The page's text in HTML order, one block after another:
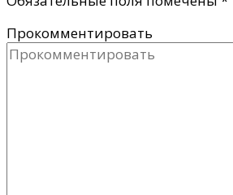
Прокомментировать